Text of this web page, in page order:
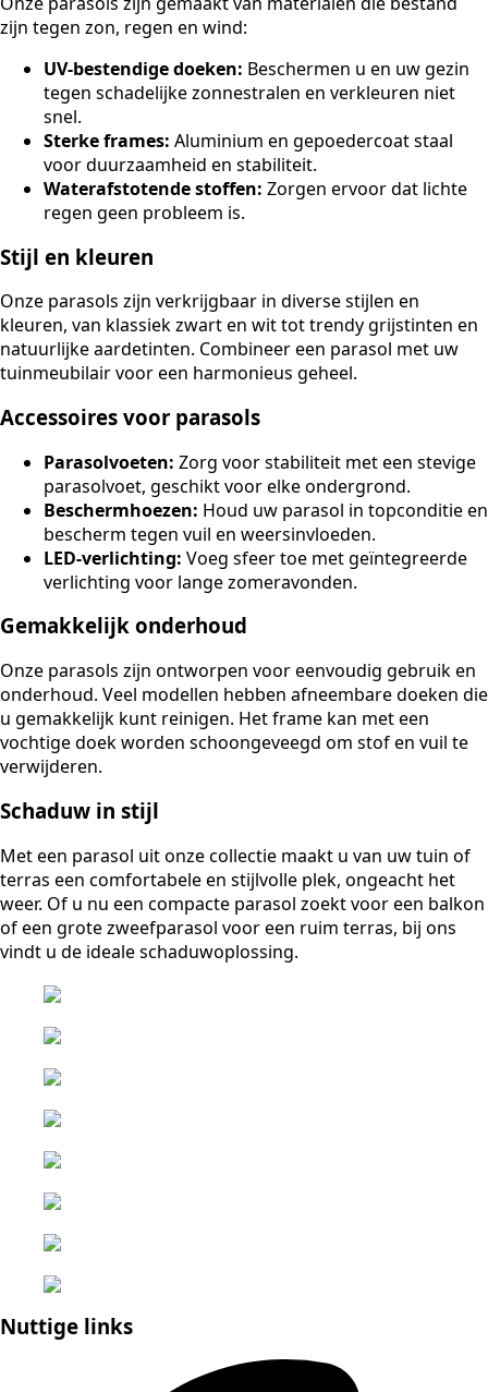
zijn tegen zon, regen en wind:
UV-bestendige doeken: Beschermen u en uw gezin
tegen schadelijke zonnestralen en verkleuren niet
snel.
Sterke frames: Aluminium en gepoedercoat staal
voor duurzaamheid en stabiliteit.
Waterafstotende stoffen: Zorgen ervoor dat lichte
regen geen probleem is.
Stijl en kleuren
Onze parasols zijn verkrijgbaar in diverse stijlen en
kleuren, van klassiek zwart en wit tot trendy grijstinten en
natuurlijke aardetinten. Combineer een parasol met uw
tuinmeubilair voor een harmonieus geheel.
Accessoires voor parasols
Parasolvoeten: Zorg voor stabiliteit met een stevige
parasolvoet, geschikt voor elke ondergrond.
Beschermhoezen: Houd uw parasol in topconditie en
bescherm tegen vuil en weersinvloeden.
LED-verlichting: Voeg sfeer toe met geïntegreerde
verlichting voor lange zomeravonden.
Gemakkelijk onderhoud
Onze parasols zijn ontworpen voor eenvoudig gebruik en
onderhoud. Veel modellen hebben afneembare doeken die
u gemakkelijk kunt reinigen. Het frame kan met een
vochtige doek worden schoongeveegd om stof en vuil te
verwijderen.
Schaduw in stijl
Met een parasol uit onze collectie maakt u van uw tuin of
terras een comfortabele en stijlvolle plek, ongeacht het
weer. Of u nu een compacte parasol zoekt voor een balkon
of een grote zweefparasol voor een ruim terras, bij ons
vindt u de ideale schaduwoplossing.
Nuttige links